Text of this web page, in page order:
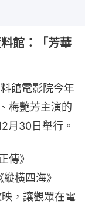
館：「芳華
館電影院今年
梅艷芳主演的
月30日舉行。
傳》
橫四海》
，讓觀眾在電